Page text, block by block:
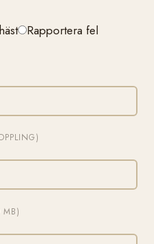
Rapportera fel